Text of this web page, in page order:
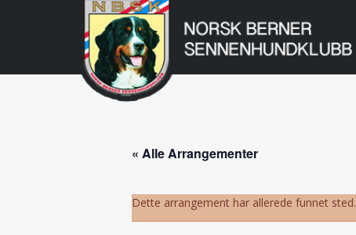
Norsk
Berner
« Alle Arrangementer
Dette arrangement har allerede funnet sted.